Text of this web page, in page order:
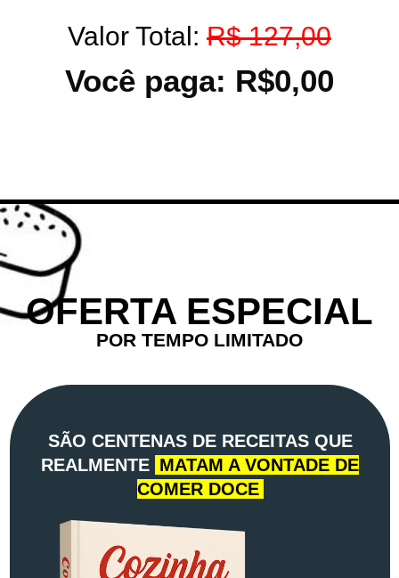
Valor Total: R$ 127,00
Você paga: R$0,00
OFERTA ESPECIAL
POR TEMPO LIMITADO
SÃO CENTENAS DE RECEITAS QUE
REALMENTE MATAM A VONTADE DE
COMER DOCE